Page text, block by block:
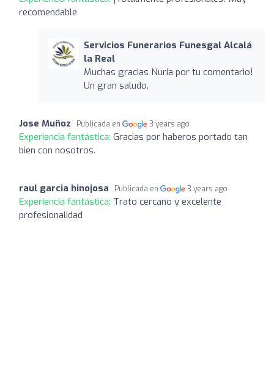
recomendable
Servicios Funerarios Funesgal Alcalá
la Real
Muchas gracias Nuria por tu comentario!
Un gran saludo.
Jose Muñoz Publicada en 3 years ago
Experiencia fantástica: Gracias por haberos portado tan
bien con nosotros.
raul garcia hinojosa Publicada en 3 years ago
Experiencia fantástica: Trato cercano y excelente
profesionalidad